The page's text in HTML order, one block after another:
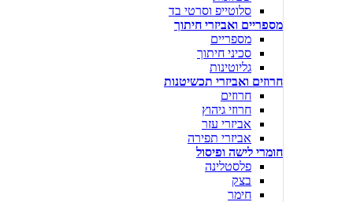
סלוטייפ וסרטי בד
מספריים ואביזרי חיתוך
מספריים
סכיני חיתוך
גליוטינות
חרוזים ואביזרי תכשיטנות
חרוזים
חרוזי גיהוץ
אביזרי עזר
אביזרי תפירה
חומרי לישה ופיסול
פלסטלינה
בצק
חימר